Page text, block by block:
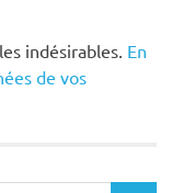
indésirables. En
de vos